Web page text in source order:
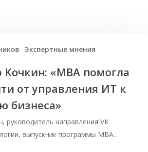
Экспертные мнения
«MBA помогла
от управления ИТ к
бизнеса»
руководитель направления VK
выпускник программы MBA…